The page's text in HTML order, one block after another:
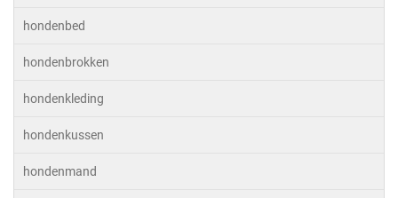
hondenbed
hondenbrokken
hondenkleding
hondenkussen
hondenmand